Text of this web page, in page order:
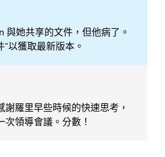
與她共享的文件，但他病了。
”以獲取最新版本。
謝羅里早些時候的快速思考，
領導會議。分數！